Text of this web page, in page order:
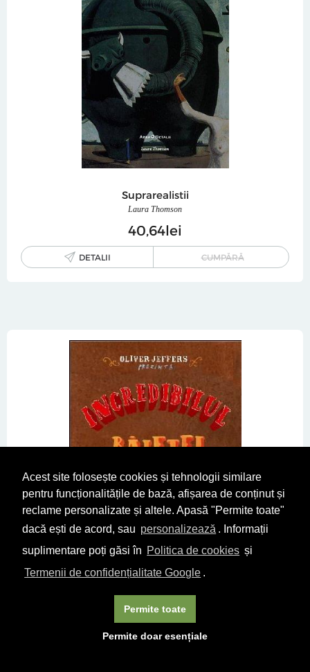
Acest site folosește cookies și tehnologii similare
pentru funcționalitățile de bază, afișarea de conținut și
reclame personalizate și altele. Apasă "Permite toate"
dacă ești de acord, sau personalizează . Informații
suplimentare poți găsi în Politica de cookies și
Termenii de confidențialitate Google .
Permite doar esențiale
Permite toate
Suprarealistii
Laura Thomson
40 64lei
DETALII CUMPĂRĂ
Oliver Jeffers
3045lei